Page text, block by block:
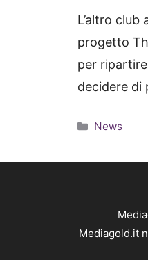
L’altro
progetto
per
decidere di
Categorie
News
Mediagold.it